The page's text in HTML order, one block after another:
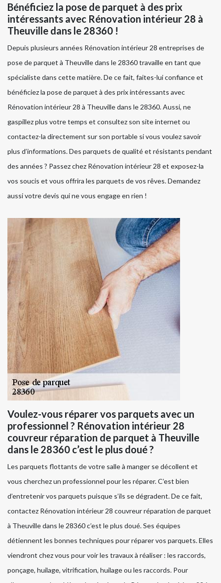
Bénéficiez la pose de parquet à des prix
intéressants avec Rénovation intérieur 28 à
Theuville dans le 28360 !
Depuis plusieurs années Rénovation intérieur 28 entreprises de
pose de parquet à Theuville dans le 28360 travaille en tant que
spécialiste dans cette matière. De ce fait, faites-lui confiance et
bénéficiez la pose de parquet à des prix intéressants avec
Rénovation intérieur 28 à Theuville dans le 28360. Aussi, ne
gaspillez plus votre temps et consultez son site internet ou
contactez-la directement sur son portable si vous voulez savoir
plus d’informations. Des parquets de qualité et résistants pendant
des années ? Passez chez Rénovation intérieur 28 et exposez-la
vos soucis et vous offrira les parquets de vos rêves. Demandez
aussi votre devis qui ne vous engage en rien !
Voulez-vous réparer vos parquets avec un
professionnel ? Rénovation intérieur 28
couvreur réparation de parquet à Theuville
dans le 28360 c’est le plus doué ?
Les parquets flottants de votre salle à manger se décollent et
vous cherchez un professionnel pour les réparer. C’est bien
d’entretenir vos parquets puisque s’ils se dégradent. De ce fait,
contactez Rénovation intérieur 28 couvreur réparation de parquet
à Theuville dans le 28360 c’est le plus doué. Ses équipes
détiennent les bonnes techniques pour réparer vos parquets. Elles
viendront chez vous pour voir les travaux à réaliser : les raccords,
ponçage, huilage, vitrification, huilage ou les raccords. Pour